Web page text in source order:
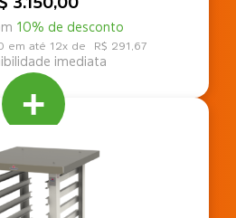
10% de desconto
12x de R$ 291,67
imediata